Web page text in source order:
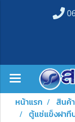
หน้าแรก สินค้
ตู้แช่แข็งฝาทึ